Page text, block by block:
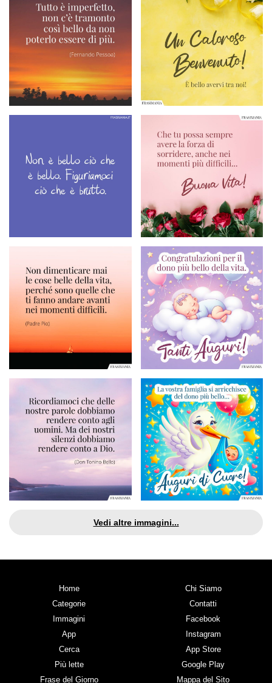
Vedi altre immagini...
Home
Categorie
Immagini
App
Cerca
Più lette
Frase del Giorno
Chi Siamo
Contatti
Facebook
Instagram
App Store
Google Play
Mappa del Sito